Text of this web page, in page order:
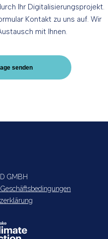
Ihr Digitalisierungsprojekt.
Kontakt zu uns auf. Wir
mit Ihnen.
senden
GMBH